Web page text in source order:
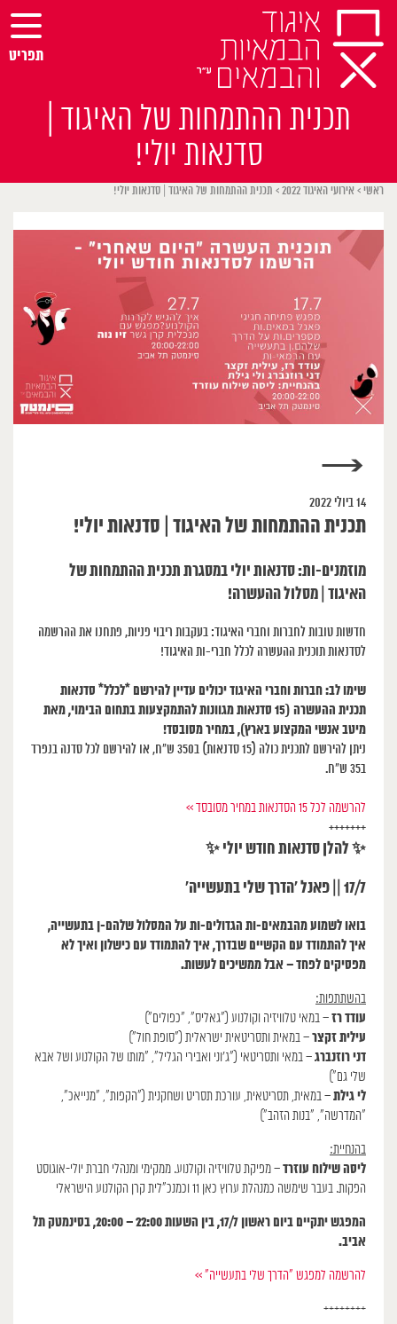
Skip
content
תכנית ההתמחות של האיגוד |
סדנאות יולי!
תפריט
ראשי > אירועי האיגוד 2022 > תכנית ההתמחות של האיגוד | סדנאות יולי!
→
14 ביולי 2022
תכנית ההתמחות של האיגוד | סדנאות יולי!
מוזמנים-ות: סדנאות יולי במסגרת תכנית ההתמחות של
האיגוד | מסלול ההעשרה!
חדשות טובות לחברות וחברי האיגוד: בעקבות ריבוי פניות, פתחנו את ההרשמה
לסדנאות תוכנית ההעשרה לכלל חברי-ות האיגוד!
שימו לב: חברות וחברי האיגוד יכולים עדיין להירשם *לכלל* סדנאות
תכנית ההעשרה (15 סדנאות מגוונות להתמקצעות בתחום הבימוי, מאת
מיטב אנשי המקצוע בארץ), במחיר מסובסד!
ניתן להירשם לתכנית כולה (15 סדנאות) ב350 ש״ח, או להירשם לכל סדנה בנפרד
ב35 ש״ח.
להרשמה לכל 15 הסדנאות במחיר מסובסד >>
+++++++
✨ להלן סדנאות חודש יולי ✨
17/7 || פאנל ׳ הדרך שלי בתעשייה׳
בואו לשמוע מהבמאים-ות הגדולים-ות על המסלול שלהם-ן בתעשייה,
איך להתמודד עם הקשיים שבדרך, איך להתמודד עם כישלון ואיך לא
מפסיקים לפחד – אבל ממשיכים לעשות.
בהשתתפות:
עודד רז– במאי טלוויזיה וקולנוע (״גאליס״, ״כפולים״)
עילית זקצר– במאית ותסריטאית ישראלית (״סופת חול״)
דני רוזנברג– במאי ותסריטאי (״ג׳וני ואבירי הגליל״, ״מותו של הקולנוע ושל אבא
שלי גם״)
לי גילת– במאית, תסריטאית, עורכת תסריט ושחקנית (״הקפות״, ״מנייאכ״,
״המדרשה״, ״בנות הזהב״)
בהנחיית:
ליסה שילוח עוזרד– מפיקת טלוויזיה וקולנוע. ממקימי ומנהלי חברת יולי-אוגוסט
הפקות. בעבר שימשה כמנהלת ערוץ כאן 11 וכמנכ״לית קרן הקולנוע הישראלי
המפגש יתקיים ביום ראשון 17/7, בין השעות 22:00 – 20:00, בסינמטק תל
אביב.
להרשמה למפגש ״הדרך שלי בתעשייה״ >>
++++++++